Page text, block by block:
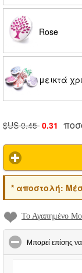
Rose
μεικτά
$US 0.45 0.31
*αποστολή:
Το Αγαπημένο
Μπορεί επίσης